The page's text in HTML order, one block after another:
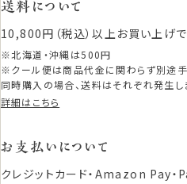
送料について
10,800円（税込）以上お買い上げで
※北海道・沖縄は500円
※クール便は商品代金に関わらず別途
同時購入の場合、送料はそれぞれ発生し
詳細はこちら
お支払いについて
クレジットカード・Amazon Pay・